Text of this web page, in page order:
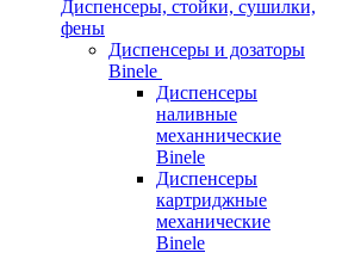
Диспенсеры, стойки, сушилки,
фены
Диспенсеры и дозаторы
Binele
Диспенсеры
наливные
механнические
Binele
Диспенсеры
картриджные
механические
Binele